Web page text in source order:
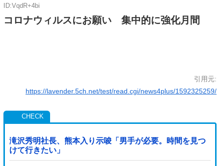
ID:VqdR+4bi
コロナウィルスにお願い 集中的に強化月間
引用元:
https://lavender.5ch.net/test/read.cgi/news4plus/1592325259/
滝沢秀明社長、熊本入り示唆「男手が必要。時間を見つ
けて行きたい」